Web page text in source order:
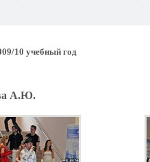
10 учебный год
А.Ю.